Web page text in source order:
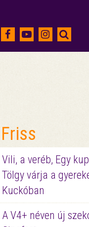
Friss
Vili, a veréb, Egy
Tölgy várja a
Kuckóban
A V4+ néven új